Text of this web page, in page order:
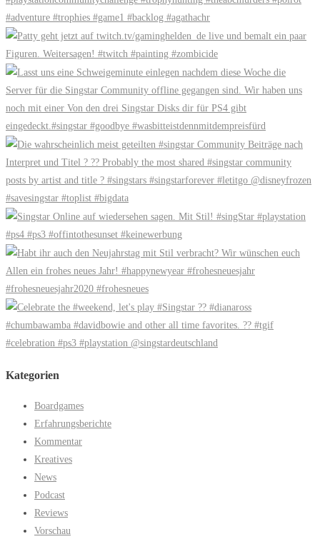
Kategorien
Boardgames
Erfahrungsberichte
Kommentar
Kreatives
News
Podcast
Reviews
Vorschau